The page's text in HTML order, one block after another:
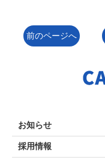
前のページへ
お知らせ
採用情報